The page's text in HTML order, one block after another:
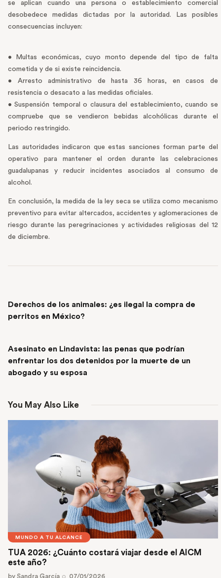
se aplican cuando una persona o establecimiento comercial
desobedece medidas dictadas por la autoridad. Las posibles
consecuencias incluyen:
• Multas económicas, cuyo monto depende del tipo de falta
cometida y de si existe reincidencia.
• Arresto administrativo de hasta 36 horas, en casos de
resistencia o desacato a las medidas oficiales.
• Suspensión temporal o clausura del establecimiento, cuando se
compruebe que se vendieron bebidas alcohólicas durante el
periodo restringido.
Las autoridades indicaron que estas sanciones forman parte del
operativo para mantener el orden durante las celebraciones
guadalupanas y reducir incidentes asociados al consumo de
alcohol.
En conclusión, la medida de la ley seca se utiliza como mecanismo
preventivo para evitar altercados, accidentes y aglomeraciones de
riesgo durante las peregrinaciones y actividades religiosas del 12
de diciembre.
Derechos de los animales: ¿es ilegal la compra de
perritos en México?
Asesinato en Lindavista: las penas que podrían
enfrentar los dos detenidos por la muerte de un
abogado y su esposa
You May Also Like
MUNDO A TU ALCANCE
TUA 2026: ¿Cuánto costará viajar desde el AICM
este año?
by Sandra García 07/01/2026